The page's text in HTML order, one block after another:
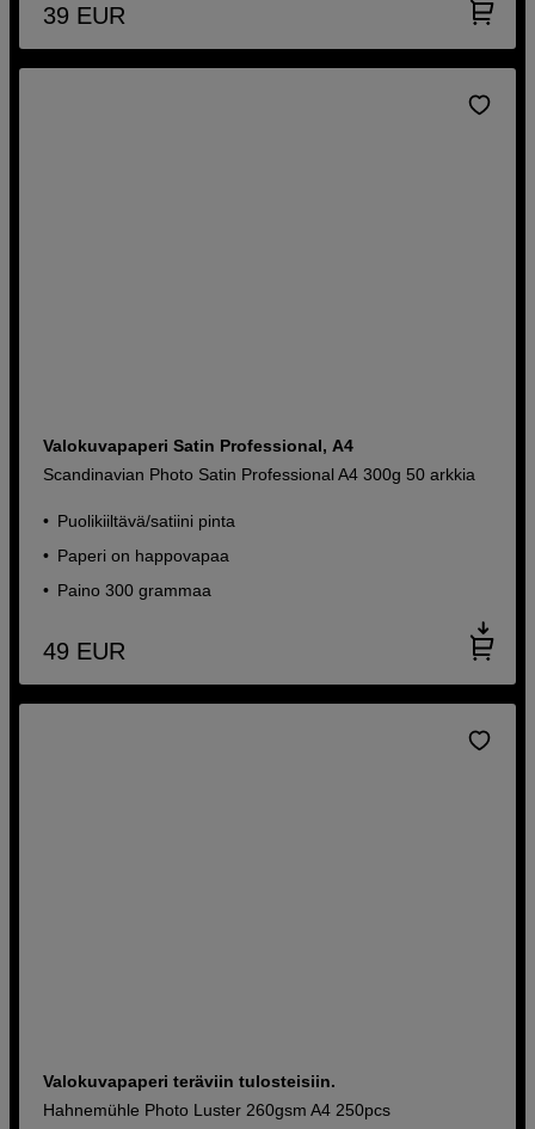
39 EUR
Valokuvapaperi Satin Professional, A4
Scandinavian Photo Satin Professional A4 300g 50 arkkia
Puolikiiltävä/satiini pinta
Paperi on happovapaa
Paino 300 grammaa
49 EUR
Valokuvapaperi teräviin tulosteisiin.
Hahnemühle Photo Luster 260gsm A4 250pcs